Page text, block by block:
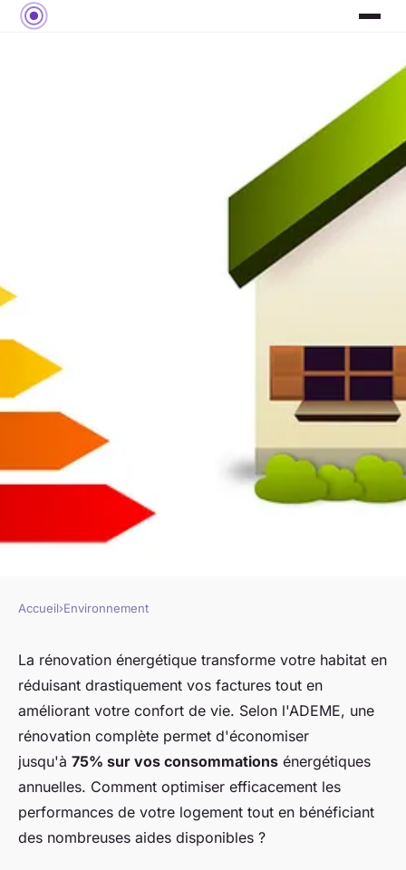
Rénovation énergétique :
optimisez votre cadre de vie
durable
Lucas•3 décembre 2025•7 min de lecture
Accueil›Environnement
La rénovation énergétique transforme votre habitat en
réduisant drastiquement vos factures tout en
améliorant votre confort de vie. Selon l'ADEME, une
rénovation complète permet d'économiser
jusqu'à 75% sur vos consommations énergétiques
annuelles. Comment optimiser efficacement les
performances de votre logement tout en bénéficiant
des nombreuses aides disponibles ?